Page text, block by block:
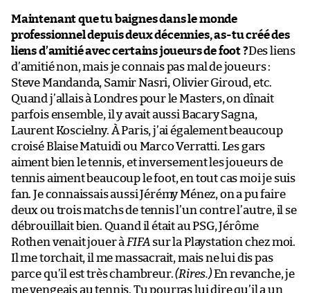
Maintenant que tu baignes dans le monde
professionnel depuis deux décennies, as-tu créé des
liens d’amitié avec certains joueurs de foot ?Des liens
d’amitié non, mais je connais pas mal de joueurs :
Steve Mandanda, Samir Nasri, Olivier Giroud, etc.
Quand j’allais à Londres pour le Masters, on dînait
parfois ensemble, il y avait aussi Bacary Sagna,
Laurent Koscielny. À Paris, j’ai également beaucoup
croisé Blaise Matuidi ou Marco Verratti. Les gars
aiment bien le tennis, et inversement les joueurs de
tennis aiment beaucoup le foot, en tout cas moi je suis
fan. Je connaissais aussi Jérémy Ménez, on a pu faire
deux ou trois matchs de tennis l’un contre l’autre, il se
débrouillait bien. Quand il était au PSG, Jérôme
Rothen venait jouer à FIFA sur la Playstation chez moi.
Il me torchait, il me massacrait, mais ne lui dis pas
parce qu’il est très chambreur.(Rires.)En revanche, je
me vengeais au tennis. Tu pourras lui dire qu’il a un